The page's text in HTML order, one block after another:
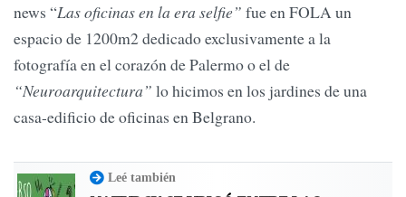
news “Las oficinas en la era selfie” fue en FOLA un
espacio de 1200m2 dedicado exclusivamente a la
fotografía en el corazón de Palermo o el de
“Neuroarquitectura” lo hicimos en los jardines de una
casa-edificio de oficinas en Belgrano.
Leé también